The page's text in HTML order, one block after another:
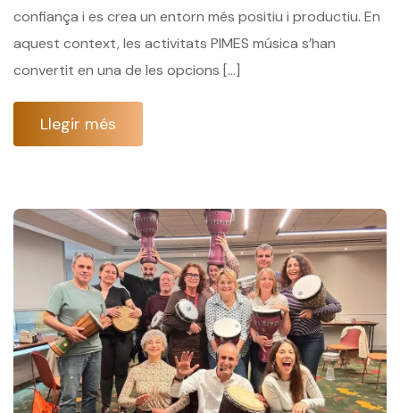
confiança i es crea un entorn més positiu i productiu. En
aquest context, les activitats PIMES música s’han
convertit en una de les opcions […]
Llegir més